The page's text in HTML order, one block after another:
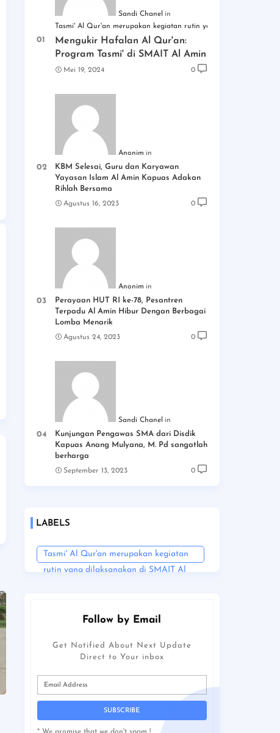
Sandi Chanel
Tasmi' Al Qur'an merupakan kegiatan rutin yang dilaksanakan di
Mengukir Hafalan Al Qur'an:
Program Tasmi' di SMAIT Al Amin
Mei 19, 2024 0
Anonim
KBM Selesai, Guru dan Karyawan
Yayasan Islam Al Amin Kapuas Adakan
Rihlah Bersama
Agustus 16, 2023 0
Anonim
Perayaan HUT RI ke-78, Pesantren
Terpadu Al Amin Hibur Dengan Berbagai
Lomba Menarik
Agustus 24, 2023 0
Sandi Chanel
Kunjungan Pengawas SMA dari Disdik
Kapuas Anang Mulyana, M. Pd sangatlah
berharga
September 13, 2023 0
LABELS
Tasmi' Al Qur'an merupakan kegiatan
rutin yang dilaksanakan di SMAIT Al
Follow by Email
Get Notified About Next Update
Direct to Your inbox